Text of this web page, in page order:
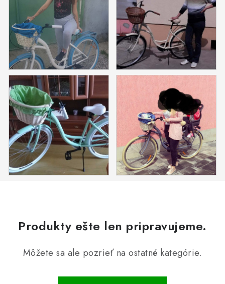
Produkty ešte len pripravujeme.
Môžete sa ale pozrieť na ostatné kategórie.